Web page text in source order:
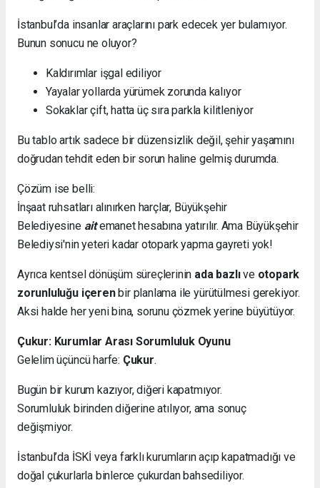
İstanbul’da insanlar araçlarını park edecek yer bulamıyor.
Bunun sonucu ne oluyor?
Kaldırımlar işgal ediliyor
Yayalar yollarda yürümek zorunda kalıyor
Sokaklar çift, hatta üç sıra parkla kilitleniyor
Bu tablo artık sadece bir düzensizlik değil, şehir yaşamını
doğrudan tehdit eden bir sorun haline gelmiş durumda.
Çözüm ise belli:
İnşaat ruhsatları alınırken harçlar, Büyükşehir
Belediyesine aitemanet hesabına yatırılır. Ama Büyükşehir
Belediysi'nin yeteri kadar otopark yapma gayreti yok!
Ayrıca kentsel dönüşüm süreçlerinin ada bazlıve otopark
zorunluluğu içerenbir planlama ile yürütülmesi gerekiyor.
Aksi halde her yeni bina, sorunu çözmek yerine büyütüyor.
Çukur: Kurumlar Arası Sorumluluk Oyunu
Gelelim üçüncü harfe: Çukur.
Bugün bir kurum kazıyor, diğeri kapatmıyor.
Sorumluluk birinden diğerine atılıyor, ama sonuç
değişmiyor.
İstanbul’da İSKİ veya farklı kurumların açıp kapatmadığı ve
doğal çukurlarla binlerce çukurdan bahsediliyor.